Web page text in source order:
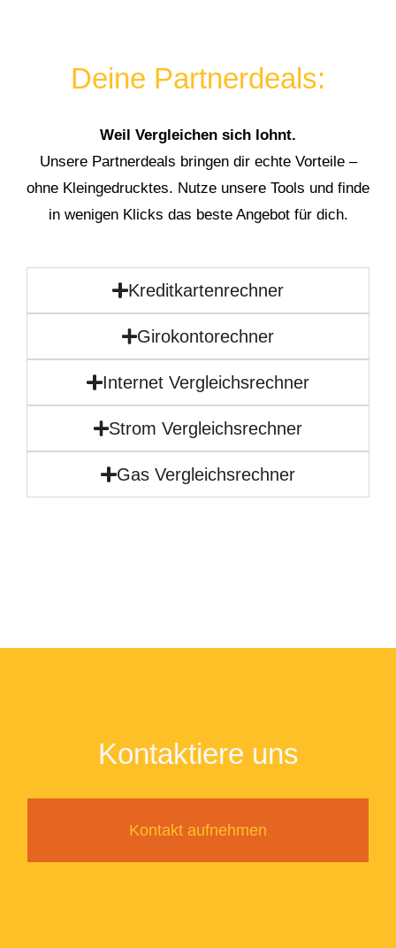
Deine Partnerdeals:
Weil Vergleichen sich lohnt.
Unsere Partnerdeals bringen dir echte Vorteile –
ohne Kleingedrucktes. Nutze unsere Tools und finde
in wenigen Klicks das beste Angebot für dich.
Kreditkartenrechner
Girokontorechner
Internet Vergleichsrechner
Strom Vergleichsrechner
Gas Vergleichsrechner
Kontaktiere uns
Kontakt aufnehmen